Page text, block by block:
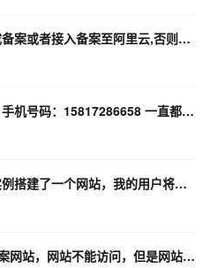
收到阿里云的短信（让我们完成备案或者接入备案至阿里云,否则我们的服务器将停止服务）。
阿里云备案收不到短信验证码，手机号码：15817286658 一直都收不到短信验证码
如果使用中国内地以外地域的实例搭建了一个网站，我的用户将通过域名访问网站，这个域名需要ICP备案吗？
ICP备案初审时提示已经存在备案网站，网站不能访问，但是网站早已不用也不知道备案号，怎么处理